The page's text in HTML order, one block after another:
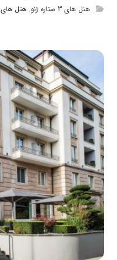
هتل های 3 ستاره ژنو ,هتل های 3